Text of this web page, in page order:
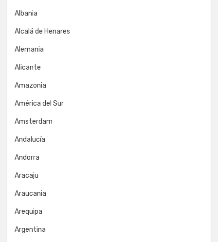
Albania
Alcalá de Henares
Alemania
Alicante
Amazonia
América del Sur
Amsterdam
Andalucía
Andorra
Aracaju
Araucania
Arequipa
Argentina